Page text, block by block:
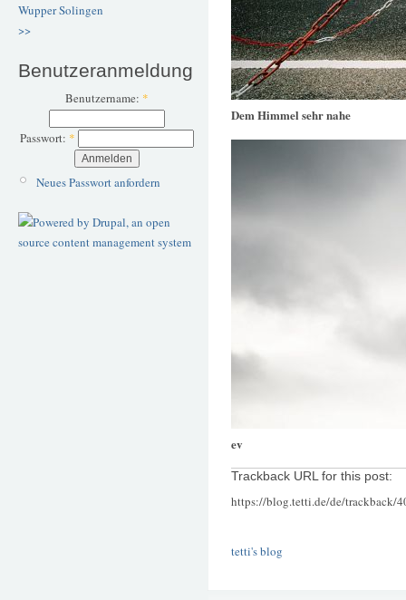
WupperSolingen
>>
Benutzeranmeldung
Benutzername: *
Passwort: *
Neues Passwort anfordern
Dem Himmel sehr nahe
ev
Trackback URL for this post:
https://blog.tetti.de/de/trackback/
tetti's blog